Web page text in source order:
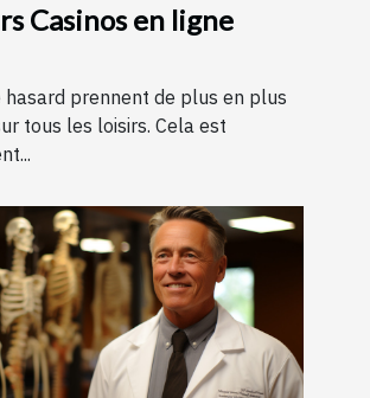
Casinos en ligne
hasard prennent de plus en plus
tous les loisirs. Cela est